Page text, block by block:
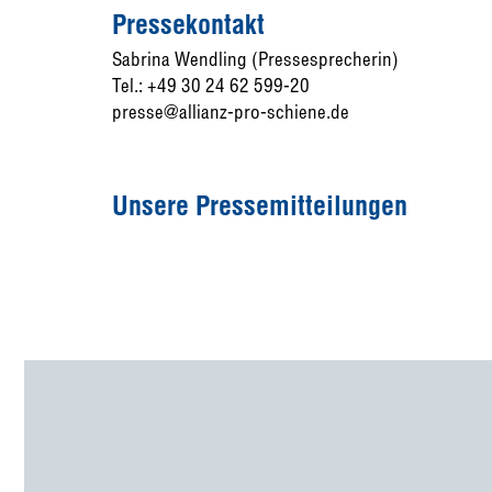
Pressekontakt
Sabrina Wendling (Pressesprecherin)
Tel.: +49 30 24 62 599-20
presse@allianz-pro-schiene.de
Unsere Pressemitteilungen